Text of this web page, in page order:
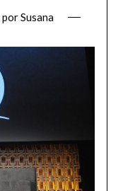
porSusana